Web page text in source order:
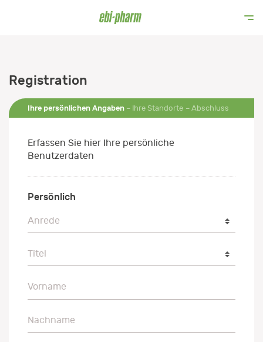
Registration
Ihre persönlichen Angaben Ihre Standorte Abschluss
Erfassen Sie hier Ihre persönliche
Benutzerdaten
Persönlich
Anrede
Anrede
Titel
Titel
Vorname
Vorname
Nachname
Nachname